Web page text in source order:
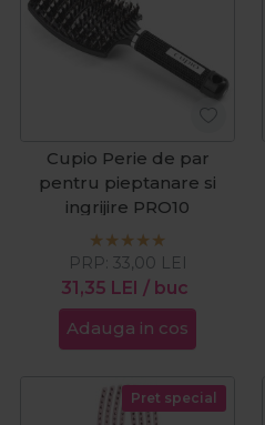
Cupio Perie de par
pentru pieptanare si
ingrijire PRO10
31,35 LEI / buc
PRP: 33,00 LEI
Adauga in cos
Pret special